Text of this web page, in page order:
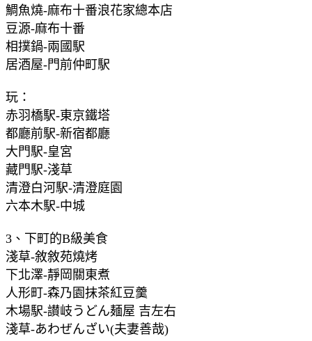
鯛魚燒-麻布十番浪花家總本店
豆源-麻布十番
相撲鍋-兩國駅
居酒屋-門前仲町駅
玩：
赤羽橋駅-東京鐵塔
都廳前駅-新宿都廳
大門駅-皇宮
藏門駅-淺草
清澄白河駅-清澄庭園
六本木駅-中城
3、下町的B級美食
淺草-敘敘苑燒烤
下北澤-靜岡關東煮
人形町-森乃園抹茶紅豆羹
木場駅-讃岐うどん麺屋 吉左右
淺草-あわぜんざい(夫妻善哉)